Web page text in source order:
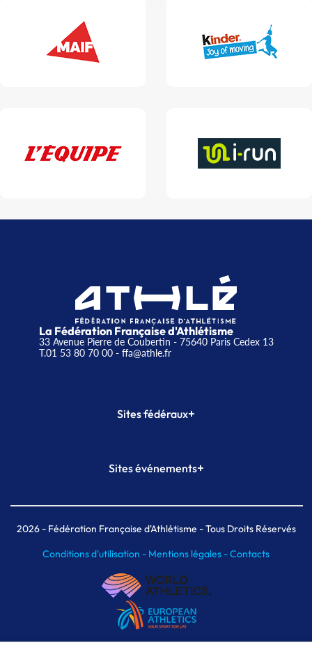
La Fédération Française d'Athlétisme
33 Avenue Pierre de Coubertin - 75640 Paris Cedex 13
T.01 53 80 70 00- ffa@athle.fr
Sites fédéraux+
Plateforme Formation
Sites événements+
Meeting de Paris indoor
MAIF Ekiden de Paris
2026- Fédération Française d'Athlétisme - Tous Droits Réservés
Conditions d'utilisation - Mentions légales -Contacts